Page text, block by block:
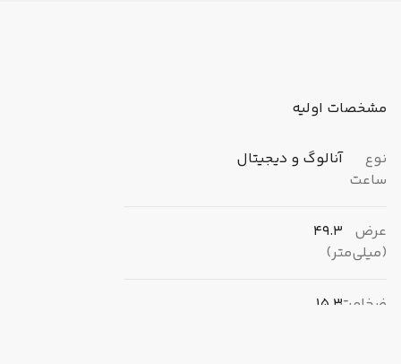
مشخصات اولیه
نوع
ساعت
آنالوگ و دیجیتال
عرض
(میلی‌متر)
49.3
ضخامت15.3